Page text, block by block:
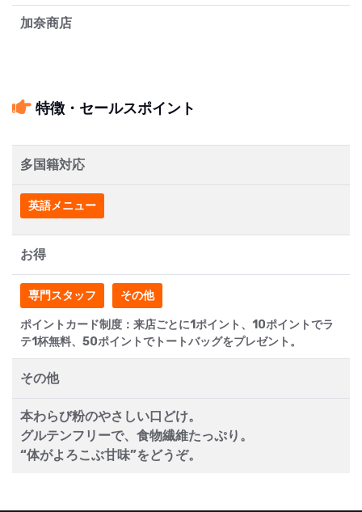
加奈商店
特徴・セールスポイント
多国籍対応
英語メニュー
お得
専門スタッフ その他
ポイントカード制度：来店ごとに1ポイント、10ポイントでラ
テ1杯無料、50ポイントでトートバッグをプレゼント。
その他
本わらび粉のやさしい口どけ。
グルテンフリーで、食物繊維たっぷり。
“体がよろこぶ甘味”をどうぞ。